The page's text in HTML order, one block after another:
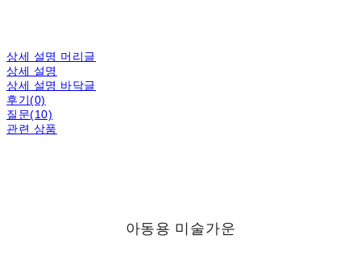
상세 설명 머리글
상세 설명
상세 설명 바닥글
후기(0)
질문(10)
관련 상품
아동용 미술가운